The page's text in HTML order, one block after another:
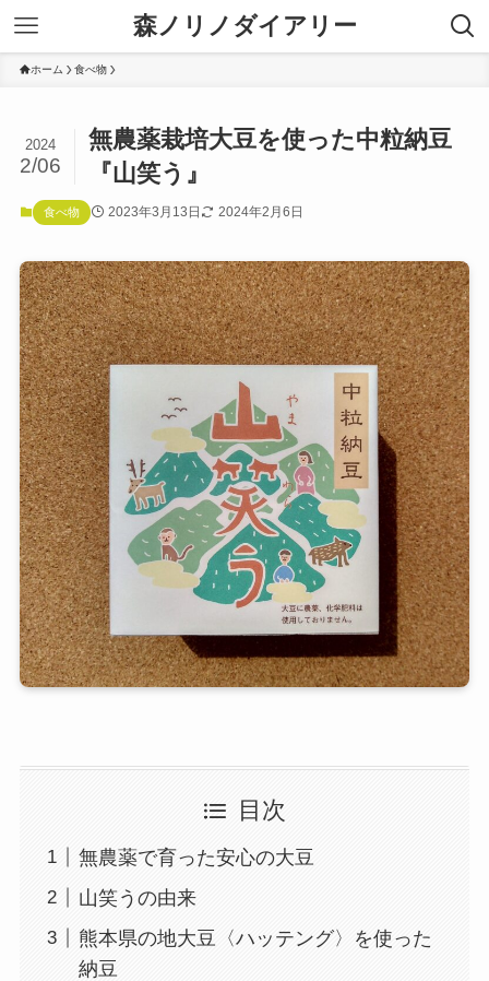
森ノリノダイアリー
ホーム 食べ物
無農薬栽培大豆を使った中粒納豆
『山笑う』
2024
2/06
食べ物 2023年3月13日 2024年2月6日
目次
無農薬で育った安心の大豆
山笑うの由来
熊本県の地大豆〈ハッテング〉を使った
納豆